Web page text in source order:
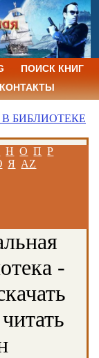
ПОИСК КНИГ
БИБЛИОТЕКЕ
Н О П Р
Я AZ
-